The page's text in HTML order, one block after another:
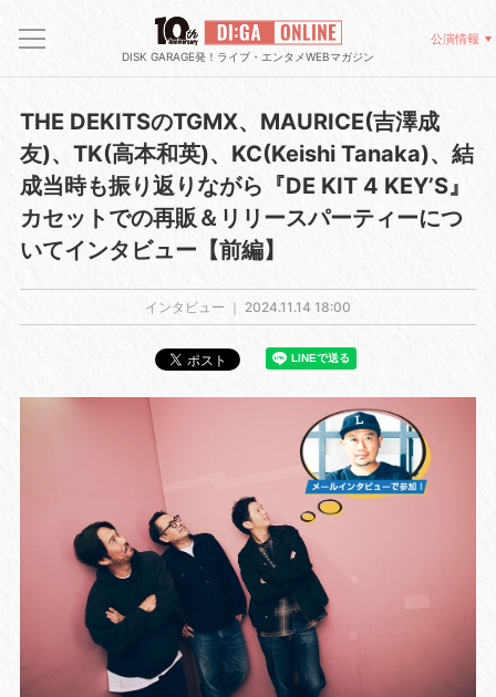
DISK GARAGE発！ライブ・エンタメWEBマガジン
公演情報
THE DEKITSのTGMX、MAURICE(吉澤成
友)、TK(高本和英)、KC(Keishi Tanaka)、結
成当時も振り返りながら『DE KIT 4 KEY’S』
カセットでの再販＆リリースパーティーにつ
いてインタビュー【前編】
インタビュー ｜ 2024.11.14 18:00